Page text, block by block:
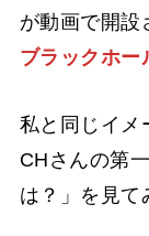
が動画で開設
ブラックホー
私と同じイメ
CHさんの第
は？」を見て